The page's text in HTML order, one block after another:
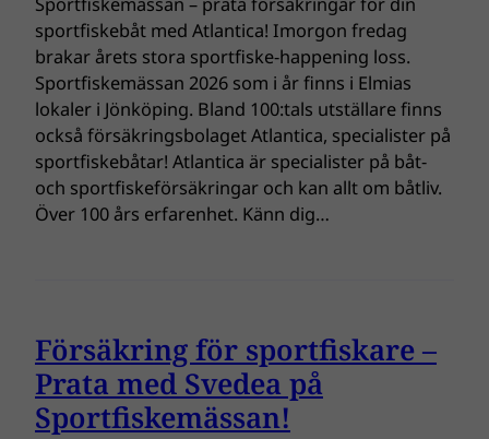
sportfiskebåt med Atlantica! Imorgon fredag
brakar årets stora sportfiske-happening loss.
Sportfiskemässan 2026 som i år finns i Elmias
lokaler i Jönköping. Bland 100:tals utställare finns
också försäkringsbolaget Atlantica, specialister på
sportfiskebåtar! Atlantica är specialister på båt-
och sportfiskeförsäkringar och kan allt om båtliv.
Över 100 års erfarenhet. Känn dig…
Försäkring för sportfiskare –
Prata med Svedea på
Sportfiskemässan!